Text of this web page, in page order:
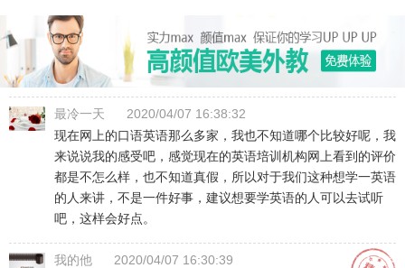
最冷一天
2020/04/07 16:38:32
现在网上的口语英语那么多家，我也不知道哪个比较好呢，我
来说说我的感受吧，感觉现在的英语培训机构网上看到的评价
都是不怎么样，也不知道真假，所以对于我们这种想学一英语
的人来讲，不是一件好事，建议想要学英语的人可以去试听
吧，这样会好点。
我的他
2020/04/07 16:30:39